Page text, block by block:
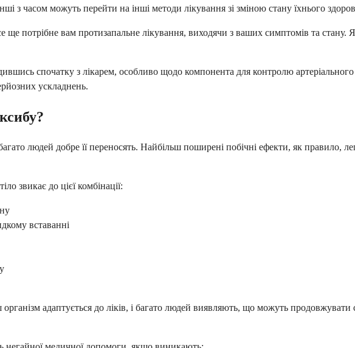
з часом можуть перейти на інші методи лікування зі зміною стану їхнього
потрібне вам протизапальне лікування, виходячи з ваших симптомів та
спочатку з лікарем, особливо щодо компонента для контролю
ускладнень.
людей добре її переносять. Найбільш поширені побічні ефекти, як правило,
звикає до цієї комбінації:
вставанні
адаптується до ліків, і багато людей виявляють, що можуть продовжувати